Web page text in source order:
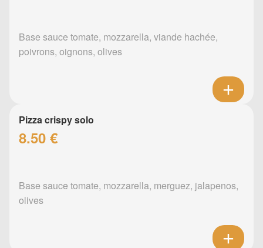
Base sauce tomate, mozzarella, viande hachée,
poivrons, oignons, olives
Pizza crispy solo
8.50 €
Base sauce tomate, mozzarella, merguez, jalapenos,
olives